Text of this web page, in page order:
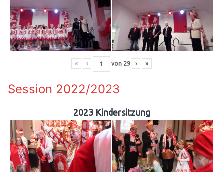
« ‹ von 29 › »
Session 2022/2023
2023 Kindersitzung